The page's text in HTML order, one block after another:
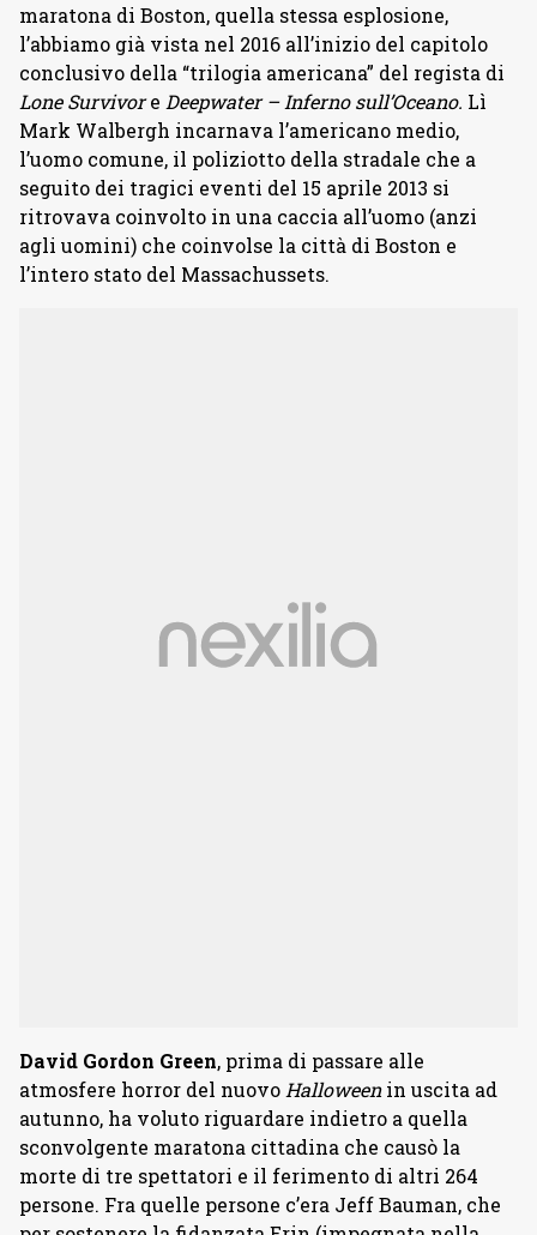
maratona di Boston, quella stessa esplosione,
l’abbiamo già vista nel 2016 all’inizio del capitolo
conclusivo della “trilogia americana” del regista di
Lone Survivore Deepwater – Inferno sull’Oceano. Lì
Mark Walbergh incarnava l’americano medio,
l’uomo comune, il poliziotto della stradale che a
seguito dei tragici eventi del 15 aprile 2013 si
ritrovava coinvolto in una caccia all’uomo (anzi
agli uomini) che coinvolse la città di Boston e
l’intero stato del Massachussets.
David Gordon Green, prima di passare alle
atmosfere horror del nuovo Halloweenin uscita ad
autunno, ha voluto riguardare indietro a quella
sconvolgente maratona cittadina che causò la
morte di tre spettatori e il ferimento di altri 264
persone. Fra quelle persone c’era Jeff Bauman, che